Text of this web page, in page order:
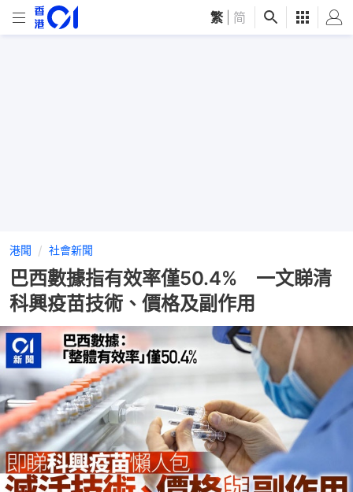
繁 简
港聞 社會新聞
巴西數據指有效率僅50.4% 一文睇清
科興疫苗技術、價格及副作用